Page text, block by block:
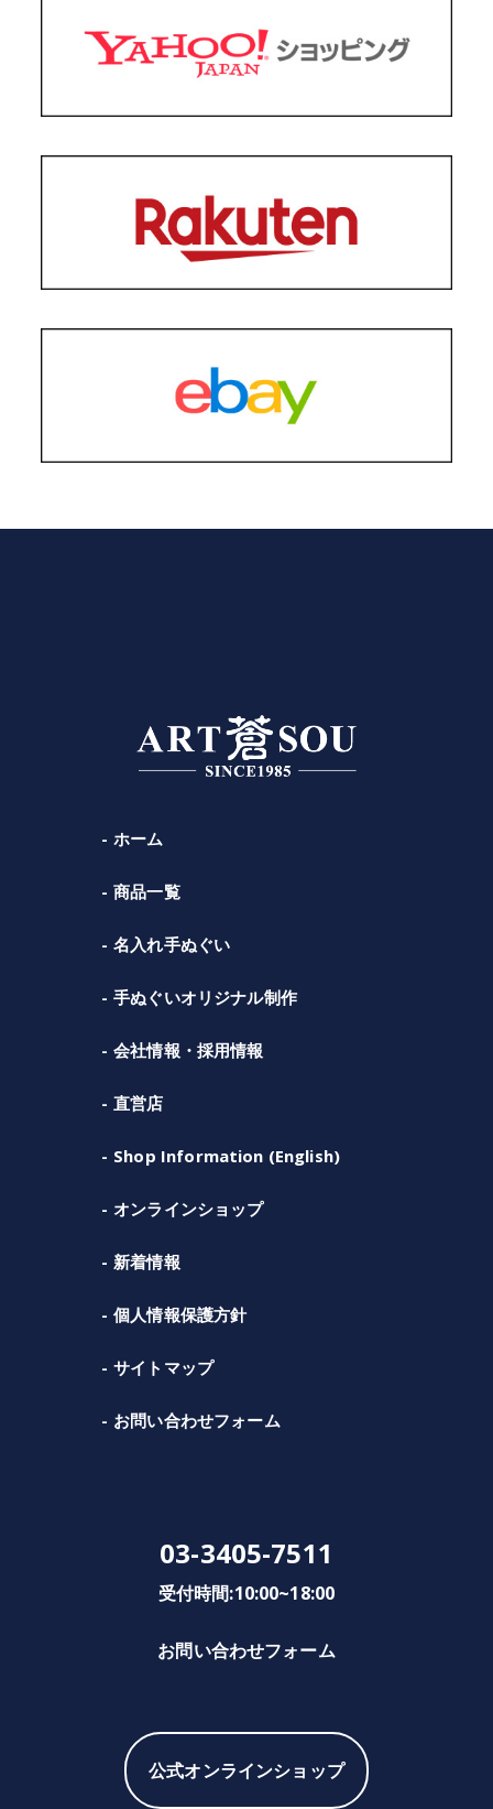
ホーム
商品一覧
名入れ手ぬぐい
手ぬぐいオリジナル制作
会社情報・採用情報
直営店
Shop Information (English)
オンラインショップ
新着情報
個人情報保護方針
サイトマップ
お問い合わせフォーム
03-3405-7511
受付時間:10:00~18:00
お問い合わせフォーム
公式オンラインショップ